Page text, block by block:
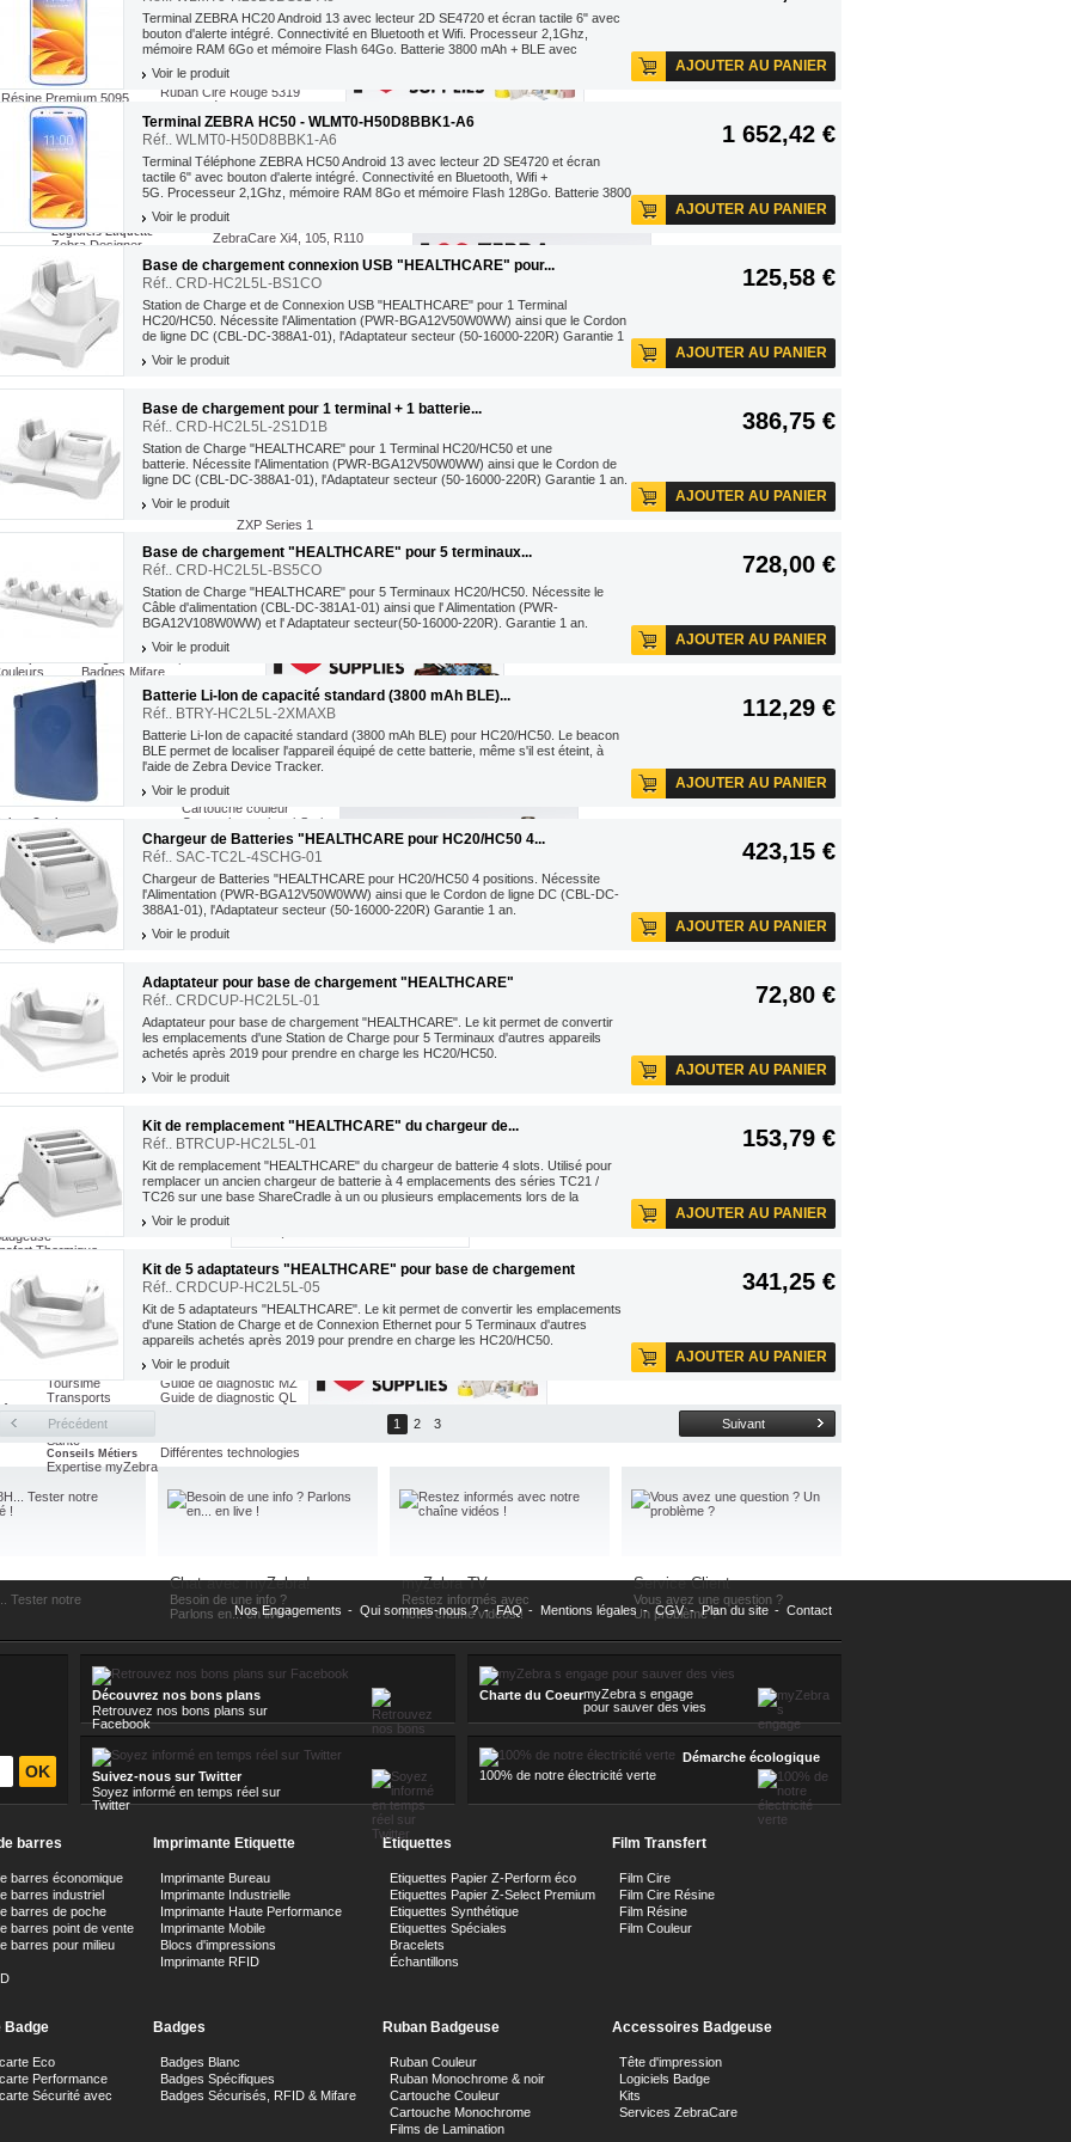
Film Résine
Résine Standard 4800
Résine Premium 5095
Résine Premium Plus 5100
Ruban Image Lock
Film Couleur
Ruban Cire Or 5319
Ruban Cire Rouge 5319
Ruban Résine Blanc 5100
Ruban en Cassette
Cassette pour ZD420 et ZD421
Cassette pour P4T et RP4T
Logiciels Etiquette
Zebra Designer
ZebraNet Bridge Enterprise
Zebra ZBI Enablement Kits
Kits et accessoires
Connectivité
Nettoyage
Maintenance 1er urgence
Services ZebraCare
ZebraCare PAX et 600dpi
ZebraCare Xi4, 105, R110
ZebraCare S4M
ZebraCare bureau
Alimentation, Chargeurs et batteries
Alimentation externe zebra
Chargeurs
Imprimante carte Sécurité avec lamination
ZXP7 avec laminateur
ZXP8 avec laminateur
ZXP9 avec laminateur
P330i
ZXP8 simple face
ZXP9 simple face
ZXP9 double face
P430i
ZXP Series 1
...
ZXP3 double face
Signature
Badges Mifare
Badges UHF & RFID
Badges sécurité & hologramme
Couleur
Ruban Couleur YMCKO
Ruban Couleur YMCKO i-Séries
Ruban Monochrome & noir
Ruban Noir
Ruban Monochrome
Cartouche Couleur
Cartouche couleur
Cartouche couleur i-Series
Cartouche Monochrome
Cartouche noir
Cartouche Monochrome
Films de Lamination
P500/ P520
P620/ P630/ P640
P720
CardStudio
Mise à jour CardStudio
QuikCard Professional
Nettoyage
Maintenance 1er urgence
Services ZebraCare
ZebraCare P630i - P640i
ZebraCare P330i, P430i
ZebraCare P110i, P120i
ZebraCare ZXP Series 3
Prix
Etiquette
Badge
Kiosque
Thermique
Imprimante
Badgeuse
Toutes Nos Promotions
Industries
Commerce
Sécurité
Services Postaux
Toursime
Transports
Fabrication
Santé
Conseils Métiers
Expertise myZebra
Dépannage 1er urgence
Guide de diagnostic ZPL
Guide de diagnostic MZ
Guide de diagnostic QL
Différentes technologies
- Câble d'al...
DC-381A1-01
d'alimentation Zebra pour
réf...
25,25 €
AJOUTER AU PANIER
ZEBRA - Adaptateur...
Ref. PWR-BGA12V108W0WW
Adaptateur secteur pour Station
d'Accueil de Ter...
95,02 €
AJOUTER AU PANIER
ZEBRA - Câble Micr...
Zebra - Câble Micro USB de
recharge pour le lect...
AJOUTER AU PANIER
Terminal ZEBRA HC20 Android 13 avec lecteur 2D SE4720 et écran tactile 6" avec
bouton d'alerte intégré. Connectivité en Bluetooth et Wifi. Processeur 2,1Ghz,
mémoire RAM 6Go et mémoire Flash 64Go. Batterie 3800 mAh + BLE avec
Voir le produit AJOUTER AU PANIER
Terminal ZEBRA HC50 - WLMT0-H50D8BBK1-A6
Réf.. WLMT0-H50D8BBK1-A6
Terminal Téléphone ZEBRA HC50 Android 13 avec lecteur 2D SE4720 et écran
tactile 6" avec bouton d'alerte intégré. Connectivité en Bluetooth , Wifi +
5G. Processeur 2,1Ghz, mémoire RAM 8Go et mémoire Flash 128Go. Batterie 3800
1 652,42 €
Voir le produit AJOUTER AU PANIER
Base de chargement connexion USB "HEALTHCARE" pour...
Réf.. CRD-HC2L5L-BS1CO
Station de Charge et de Connexion USB "HEALTHCARE" pour 1 Terminal
HC20/HC50. Nécessite l'Alimentation (PWR-BGA12V50W0WW) ainsi que le Cordon
de ligne DC (CBL-DC-388A1-01), l'Adaptateur secteur (50-16000-220R) Garantie 1
125,58 €
Voir le produit AJOUTER AU PANIER
Base de chargement pour 1 terminal + 1 batterie...
Réf.. CRD-HC2L5L-2S1D1B
Station de Charge "HEALTHCARE" pour 1 Terminal HC20/HC50 et une
batterie. Nécessite l'Alimentation (PWR-BGA12V50W0WW) ainsi que le Cordon de
ligne DC (CBL-DC-388A1-01), l'Adaptateur secteur (50-16000-220R) Garantie 1 an.
386,75 €
Voir le produit AJOUTER AU PANIER
Base de chargement "HEALTHCARE" pour 5 terminaux...
Réf.. CRD-HC2L5L-BS5CO
Station de Charge "HEALTHCARE" pour 5 Terminaux HC20/HC50. Nécessite le
Câble d'alimentation (CBL-DC-381A1-01) ainsi que l' Alimentation (PWR-
BGA12V108W0WW) et l' Adaptateur secteur(50-16000-220R ). Garantie 1 an.
728,00 €
Voir le produit AJOUTER AU PANIER
Batterie Li-Ion de capacité standard (3800 mAh BLE )...
Réf.. BTRY-HC2L5L-2XMAXB
Batterie Li-Ion de capacité standard (3800 mAh BLE ) pour HC20/HC50. Le beacon
BLE permet de localiser l'appareil équipé de cette batterie, même s'il est éteint, à
l'aide de Zebra Device Tracker.
112,29 €
Voir le produit AJOUTER AU PANIER
Chargeur de Batteries "HEALTHCARE pour HC20/HC50 4...
Réf.. SAC-TC2L-4SCHG-01
Chargeur de Batteries "HEALTHCARE pour HC20/HC50 4 positions. Nécessite
l'Alimentation (PWR-BGA12V50W0WW) ainsi que le Cordon de ligne DC (CBL-DC-
388A1-01), l'Adaptateur secteur (50-16000-220R) Garantie 1 an.
423,15 €
Voir le produit AJOUTER AU PANIER
Adaptateur pour base de chargement "HEALTHCARE"
Réf.. CRDCUP-HC2L5L-01
Adaptateur pour base de chargement "HEALTHCARE". Le kit permet de convertir
les emplacements d'une Station de Charge pour 5 Terminaux d'autres appareils
achetés après 2019 pour prendre en charge les HC20/HC50.
72,80 €
Voir le produit AJOUTER AU PANIER
Kit de remplacement "HEALTHCARE" du chargeur de...
Réf.. BTRCUP-HC2L5L-01
Kit de remplacement "HEALTHCARE" du chargeur de batterie 4 slots. Utilisé pour
remplacer un ancien chargeur de batterie à 4 emplacements des séries TC21 /
TC26 sur une base ShareCradle à un ou plusieurs emplacements lors de la
153,79 €
Voir le produit AJOUTER AU PANIER
Kit de 5 adaptateurs "HEALTHCARE" pour base de chargement
Réf.. CRDCUP-HC2L5L-05
Kit de 5 adaptateurs "HEALTHCARE". Le kit permet de convertir les emplacements
d'une Station de Charge et de Connexion Ethernet pour 5 Terminaux d'autres
appareils achetés après 2019 pour prendre en charge les HC20/HC50.
341,25 €
Voir le produit AJOUTER AU PANIER
Précédent 1 2 3 Suivant
Tester notre
Chat avec myZebra!
Besoin de une info ?
Parlons en... en live !
myZebra TV
Restez informés avec
notre chaîne vidéos !
Service Client
Vous avez une question ?
Un problème ?
Nos Engagements - Qui sommes-nous ? - FAQ - Mentions légales - CGV - Plan du site - Contact
Découvrez nos bons plans
Retrouvez nos bons plans sur
Facebook
Charte du CoeurmyZebra s engage
pour sauver des vies
Suivez-nous sur Twitter
Soyez informé en temps réel sur
Twitter
Démarche écologique
100% de notre électricité verte
barres
barres économique
barres industriel
barres de poche
barres point de vente
barres pour milieu
Imprimante Etiquette
Imprimante Bureau
Imprimante Industrielle
Imprimante Haute Performance
Imprimante Mobile
Blocs d'impressions
Imprimante RFID
Etiquettes
Etiquettes Papier Z-Perform éco
Etiquettes Papier Z-Select Premium
Etiquettes Synthétique
Etiquettes Spéciales
Bracelets
Échantillons
Film Transfert
Film Cire
Film Cire Résine
Film Résine
Film Couleur
Badge
Eco
Performance
Sécurité avec
Badges
Badges Blanc
Badges Spécifiques
Badges Sécurisés, RFID & Mifare
Ruban Badgeuse
Ruban Couleur
Ruban Monochrome & noir
Cartouche Couleur
Cartouche Monochrome
Films de Lamination
Accessoires Badgeuse
Tête d'impression
Logiciels Badge
Kits
Services ZebraCare